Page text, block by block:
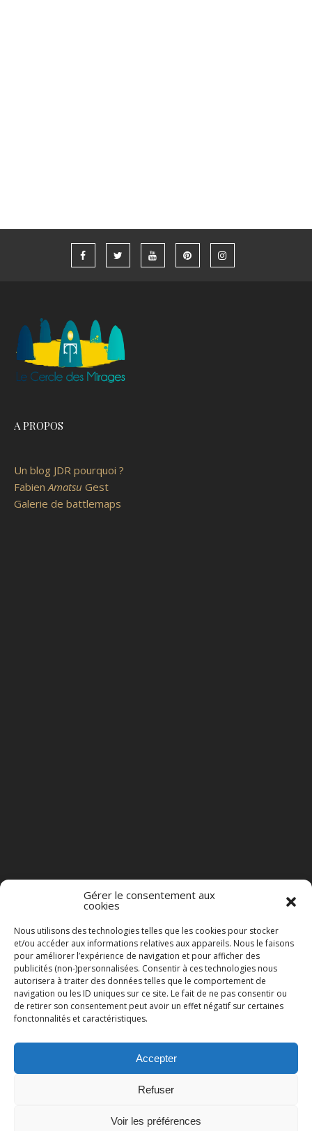
Gérer le consentement aux
cookies
Nous utilisons des technologies telles que les cookies pour stocker
et/ou accéder aux informations relatives aux appareils. Nous le faisons
pour améliorer l’expérience de navigation et pour afficher des
publicités (non-)personnalisées. Consentir à ces technologies nous
autorisera à traiter des données telles que le comportement de
navigation ou les ID uniques sur ce site. Le fait de ne pas consentir ou
de retirer son consentement peut avoir un effet négatif sur certaines
fonctonnalités et caractéristiques.
Accepter
Refuser
Voir les préférences
A PROPOS
Un blog JDR pourquoi ?
Fabien Amatsu Gest
Galerie de battlemaps
© 2023 BAD NEWS ON RADIO TOUS DROITS RÉSERVÉS.